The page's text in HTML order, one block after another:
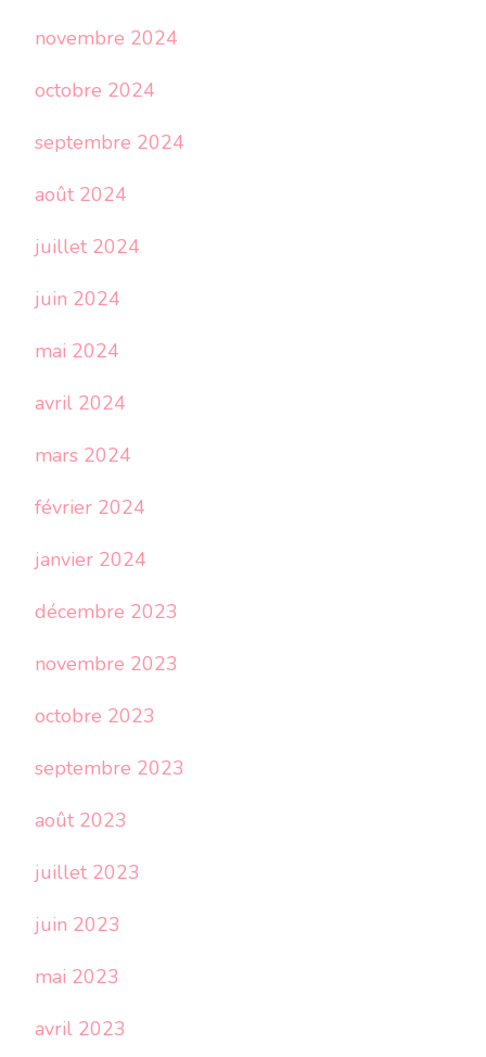
novembre 2024
octobre 2024
septembre 2024
août 2024
juillet 2024
juin 2024
mai 2024
avril 2024
mars 2024
février 2024
janvier 2024
décembre 2023
novembre 2023
octobre 2023
septembre 2023
août 2023
juillet 2023
juin 2023
mai 2023
avril 2023